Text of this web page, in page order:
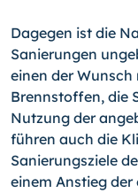
Dagegen ist die
Sanierungen
einen der
Brennstoffen, die
Nutzung der
führen auch die
Sanierungsziele
einem Anstieg der